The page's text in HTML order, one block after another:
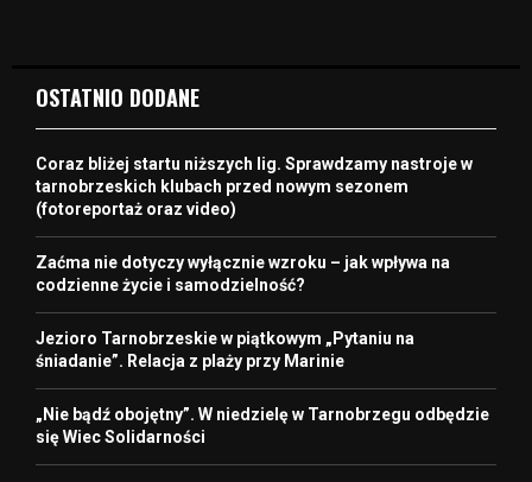
OSTATNIO DODANE
Coraz bliżej startu niższych lig. Sprawdzamy nastroje w
tarnobrzeskich klubach przed nowym sezonem
(fotoreportaż oraz video)
Zaćma nie dotyczy wyłącznie wzroku – jak wpływa na
codzienne życie i samodzielność?
Jezioro Tarnobrzeskie w piątkowym „Pytaniu na
śniadanie”. Relacja z plaży przy Marinie
„Nie bądź obojętny”. W niedzielę w Tarnobrzegu odbędzie
się Wiec Solidarności